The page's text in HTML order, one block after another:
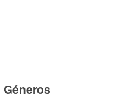
Géneros